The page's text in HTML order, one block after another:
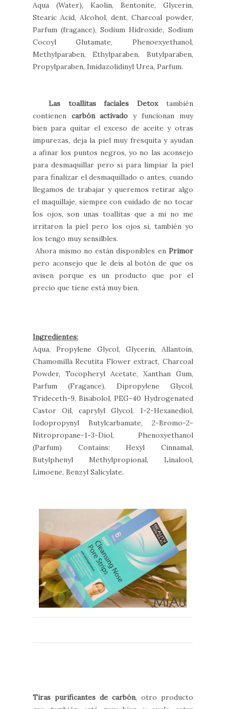
Aqua (Water), Kaolin, Bentonite, Glycerin,
Stearic Acid, Alcohol, dent, Charcoal powder,
Parfum (fragance), Sodium Hidroxide, Sodium
Cocoyl Glutamate, Phenoexyethanol,
Methylparaben, Ethylparaben, Butylparaben,
Propylparaben, Imidazolidinyl Urea, Parfum.
Las toallitas faciales Detox también
contienen carbón activadoy funcionan muy
bien para quitar el exceso de aceite y otras
impurezas, deja la piel muy fresquita y ayudan
a afinar los puntos negros, yo no las aconsejo
para desmaquillar pero si para limpiar la piel
para finalizar el desmaquillado o antes, cuando
llegamos de trabajar y queremos retirar algo
el maquillaje, siempre con cuidado de no tocar
los ojos, son unas toallitas que a mi no me
irritaron la piel pero los ojos si, también yo
los tengo muy sensilbles.
Ahora mismo no están disponibles en Primor
pero aconsejo que le deis al botón de que os
avisen porque es un producto que por el
precio que tiene está muy bien.
Ingredientes:
Aqua, Propylene Glycol, Glycerin, Allantoin,
Chamomilla Recutita Flower extract, Charcoal
Powder, Tocopheryl Acetate, Xanthan Gum,
Parfum (Fragance), Dipropylene Glycol,
Trideceth-9, Bisabolol, PEG-40 Hydrogenated
Castor Oil, caprylyl Glycol, 1-2-Hexanediol,
Iodopropynyl Butylcarbamate, 2-Bromo-2-
Nitropropane-1-3-Diol, Phenoxyethanol
(Parfum) Contains: Hexyl Cinnamal,
Butylphenyl Methylpropional, Linalool,
Limoene, Benzyl Salicylate.
Tiras purificantes de carbón, otro producto